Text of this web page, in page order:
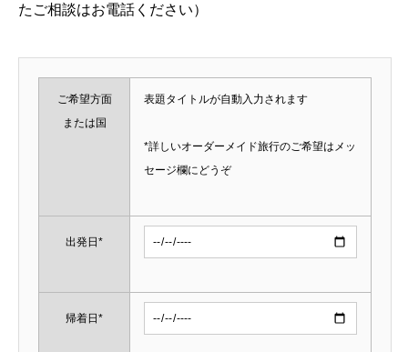
たご相談はお電話ください）
ご希望方面
または国
表題タイトルが自動入力されます
*詳しいオーダーメイド旅行のご希望はメッ
セージ欄にどうぞ
出発日*
帰着日*